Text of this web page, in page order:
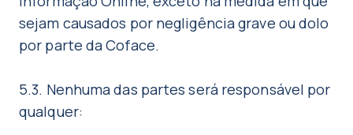
sejam causados por negligência grave ou dolo
por parte da Coface.
5.3. Nenhuma das partes será responsável por
qualquer: